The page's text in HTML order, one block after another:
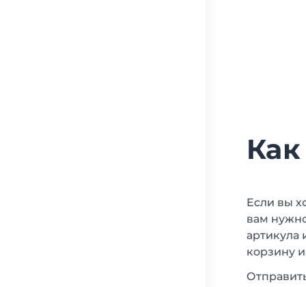
Как
Если вы
вам
артикула
корзину